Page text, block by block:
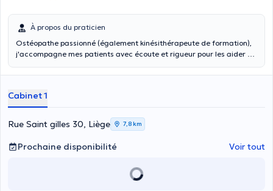
À propos du praticien
Ostéopathe passionné (également kinésithérapeute de formation),
j'accompagne mes patients avec écoute et rigueur pour les aider à
consultation !
Cabinet 1
Rue Saint gilles 30, Liège 7,8 km
Prochaine disponibilité Voir tout